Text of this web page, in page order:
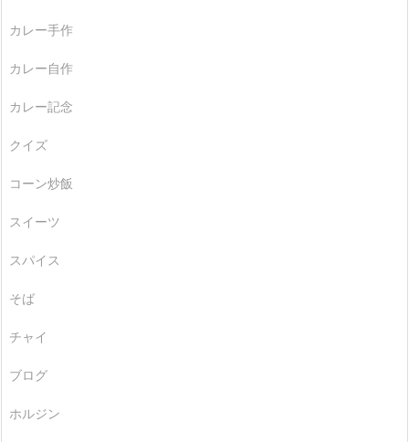
カレー手作
カレー自作
カレー記念
クイズ
コーン炒飯
スイーツ
スパイス
そば
チャイ
ブログ
ホルジン